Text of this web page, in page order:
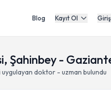
Blog Kayıt Ol
Şahinbey -
uygulayan doktor - uzman bulundu